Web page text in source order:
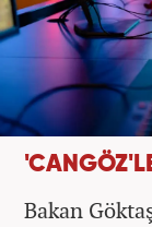
Bakan